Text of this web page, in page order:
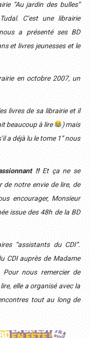
“Au jardin des bulles”
C’est une librairie
a présenté ses BD
et livres jeunesses et le
en octobre 2007, un
livres de sa librairie et il
beaucoup à lire
) mais
a déjà lu le tome 1” nous
!!Et ça ne se
notre envie de lire, de
encourager, Monsieur
issue des 48h de la BD
“assistants du CDI”.
CDI auprès de Madame
Pour nous remercier de
elle a organisé avec la
tout au long de